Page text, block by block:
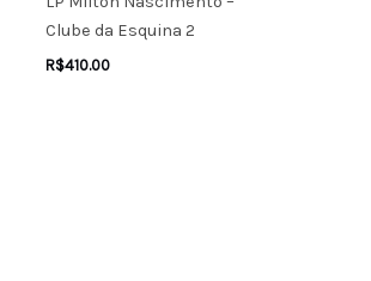
Clube da Esquina 2
R$410.00